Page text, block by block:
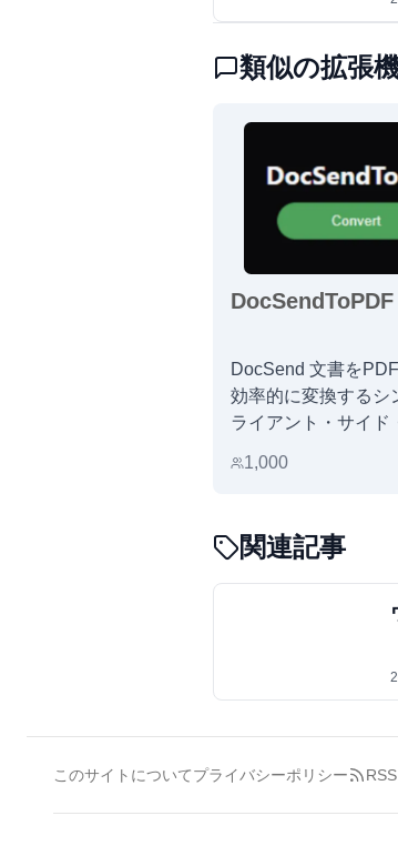
類似の拡張
DocSendToPDF
DocSend 文書を
効率的に変換するシ
ライアント・サイド
すぐ.
1,000
関連記事
このサイトについてプライバシーポリシー RSS